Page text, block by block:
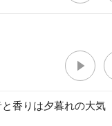
香りは夕暮れの大気